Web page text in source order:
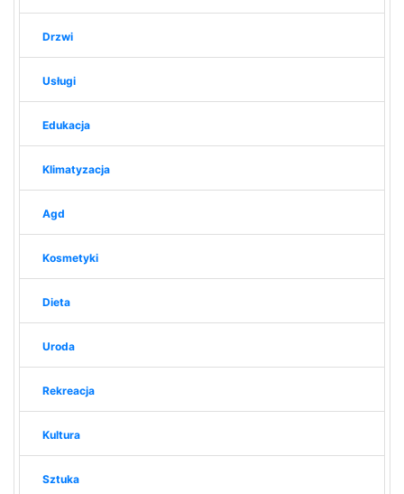
Drzwi
Usługi
Edukacja
Klimatyzacja
Agd
Kosmetyki
Dieta
Uroda
Rekreacja
Kultura
Sztuka